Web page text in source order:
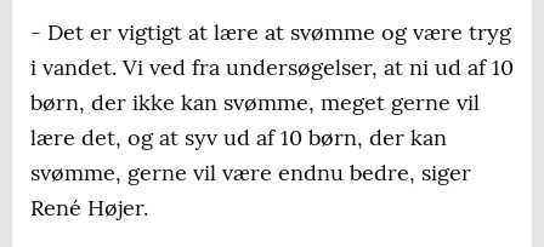
- Det er vigtigt at lære at svømme og være tryg
i vandet. Vi ved fra undersøgelser, at ni ud af 10
børn, der ikke kan svømme, meget gerne vil
lære det, og at syv ud af 10 børn, der kan
svømme, gerne vil være endnu bedre, siger
René Højer.